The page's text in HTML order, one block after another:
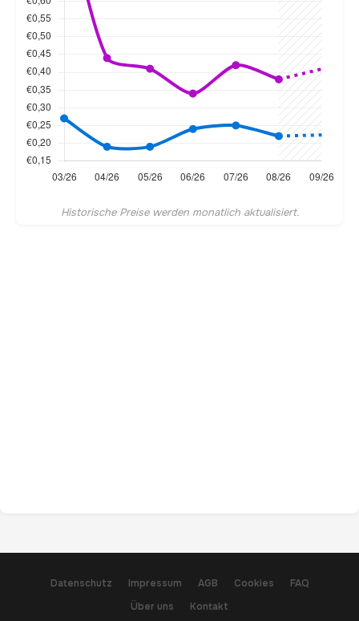
Historische Preise werden monatlich aktualisiert.
Datenschutz Impressum AGB Cookies
FAQ
Über uns
Kontakt